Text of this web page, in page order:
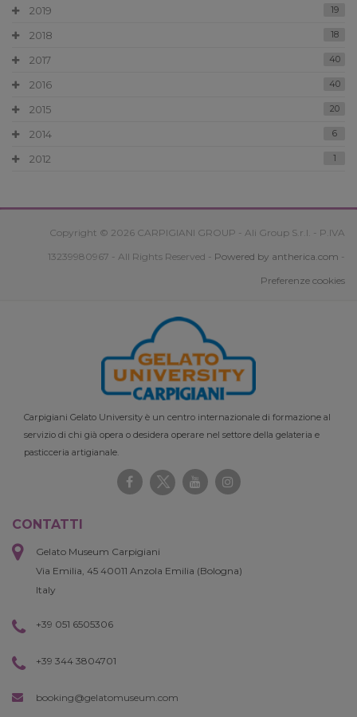
2019 19
2018 18
2017 40
2016 40
2015 20
2014 6
2012 1
Copyright © 2026 CARPIGIANI GROUP - Ali Group S.r.l. - P.IVA
13239980967 - All Rights Reserved - Powered by antherica.com -
Preferenze cookies
Carpigiani Gelato University è un centro internazionale di formazione al
servizio di chi già opera o desidera operare nel settore della gelateria e
pasticceria artigianale.
CONTATTI
Gelato Museum Carpigiani
Via Emilia, 45 40011 Anzola Emilia (Bologna)
Italy
+39 051 6505306
+39 344 3804701
booking@gelatomuseum.com